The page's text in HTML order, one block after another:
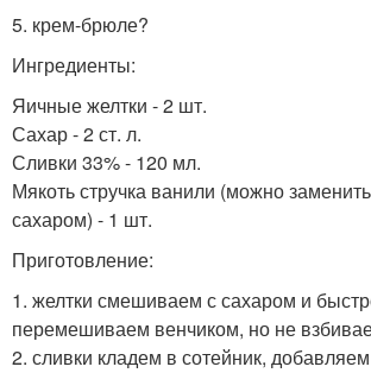
5. крем-брюле?
Ингредиенты:
Яичные желтки - 2 шт.
Сахар - 2 ст. л.
Сливки 33% - 120 мл.
Мякоть стручка ванили (можно
сахаром) - 1 шт.
Приготовление:
1. желтки смешиваем с сахаром и
перемешиваем венчиком, но не
2. сливки кладем в сотейник,